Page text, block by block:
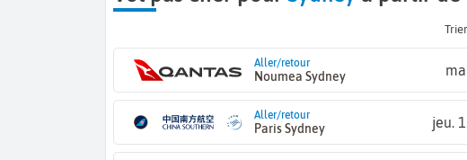
Aller/retour
Noumea Sydney
Aller/retour
Paris Sydney jeu.